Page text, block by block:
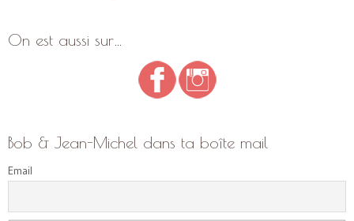
On est aussi sur…
Bob & Jean-Michel dans ta boîte mail
Email